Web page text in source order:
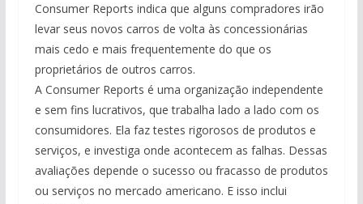
Consumer Reports indica que alguns compradores irão
levar seus novos carros de volta às concessionárias
mais cedo e mais frequentemente do que os
proprietários de outros carros.
A Consumer Reports é uma organização independente
e sem fins lucrativos, que trabalha lado a lado com os
consumidores. Ela faz testes rigorosos de produtos e
serviços, e investiga onde acontecem as falhas. Dessas
avaliações depende o sucesso ou fracasso de produtos
ou serviços no mercado americano. E isso inclui